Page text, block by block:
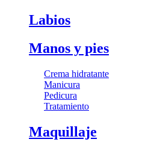
Labios
Manos y pies
Crema hidratante
Manicura
Pedicura
Tratamiento
Maquillaje